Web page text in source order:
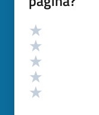
Valutazione